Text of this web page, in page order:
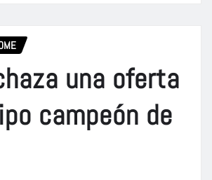
una oferta
campeón de